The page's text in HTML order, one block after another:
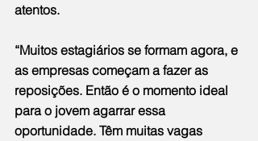
atentos.
“Muitos estagiários se formam agora, e
as empresas começam a fazer as
reposições. Então é o momento ideal
para o jovem agarrar essa
oportunidade. Têm muitas vagas